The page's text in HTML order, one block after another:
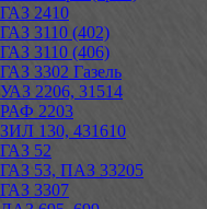
ГАЗ 2410
ГАЗ 3110 (402)
ГАЗ 3110 (406)
ГАЗ 3302 Газель
УАЗ 2206, 31514
РАФ 2203
ЗИЛ 130, 431610
ГАЗ 52
ГАЗ 53, ПАЗ 33205
ГАЗ 3307